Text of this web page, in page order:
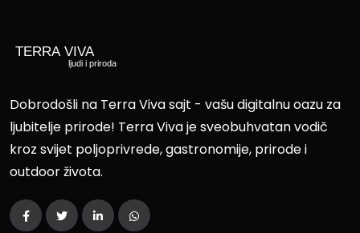
Dobrodošli na Terra Viva sajt - vašu digitalnu oazu za
ljubitelje prirode! Terra Viva je sveobuhvatan vodič
kroz svijet poljoprivrede, gastronomije, prirode i
outdoor života.